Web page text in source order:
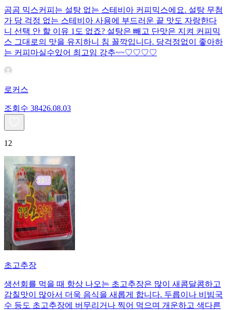
곰곰 믹스커피는 설탕 없는 스테비아 커피믹스에요. 설탕 무첨
가 당 걱정 없는 스테비아 사용에 부드러운 끝 맛도 자랑한다
니 선택 안 할 이유 1도 없죠? 설탕은 빼고 단맛은 지켜 커피믹
스 그대로의 맛을 유지하니 침 꼴깍입니다. 당걱정없이 좋아하
는 커피마실수있어 최고임 강추~~♡♡♡♡
로커스
조회수 38426.08.03
12
초고추장
생선회를 먹을 때 항상 나오는 초고추장은 많이 새콤달콤하고
감칠맛이 많아서 더욱 음식을 새롭게 합니다. 두릅이나 비빔국
수 등도 초고추장에 버무리거나 찍어 먹으며 개운하고 색다른